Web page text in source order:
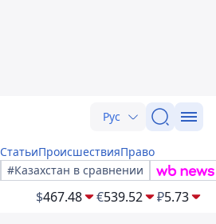
Рус
СтатьиПроисшествияПраво
#Казахстан в сравнении
$467.48 €539.52 ₽5.73